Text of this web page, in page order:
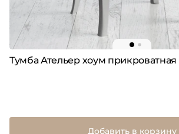
Тумба Ательер хоум прикроватная
Добавить в корзину